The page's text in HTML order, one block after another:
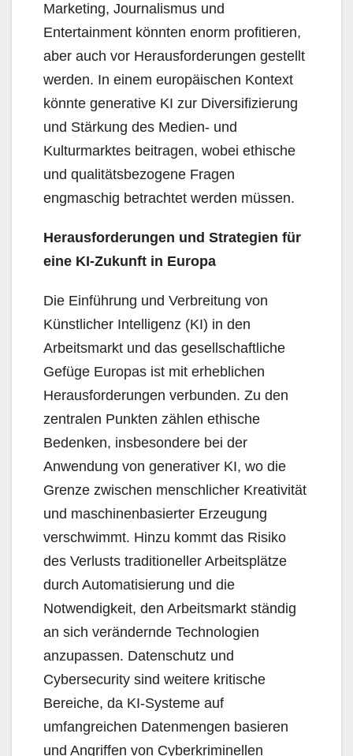
Marketing, Journalismus und
Entertainment könnten enorm profitieren,
aber auch vor Herausforderungen gestellt
werden. In einem europäischen Kontext
könnte generative KI zur Diversifizierung
und Stärkung des Medien- und
Kulturmarktes beitragen, wobei ethische
und qualitätsbezogene Fragen
engmaschig betrachtet werden müssen.
Herausforderungen und Strategien für
eine KI-Zukunft in Europa
Die Einführung und Verbreitung von
Künstlicher Intelligenz (KI) in den
Arbeitsmarkt und das gesellschaftliche
Gefüge Europas ist mit erheblichen
Herausforderungen verbunden. Zu den
zentralen Punkten zählen ethische
Bedenken, insbesondere bei der
Anwendung von generativer KI, wo die
Grenze zwischen menschlicher Kreativität
und maschinenbasierter Erzeugung
verschwimmt. Hinzu kommt das Risiko
des Verlusts traditioneller Arbeitsplätze
durch Automatisierung und die
Notwendigkeit, den Arbeitsmarkt ständig
an sich verändernde Technologien
anzupassen. Datenschutz und
Cybersecurity sind weitere kritische
Bereiche, da KI-Systeme auf
umfangreichen Datenmengen basieren
und Angriffen von Cyberkriminellen